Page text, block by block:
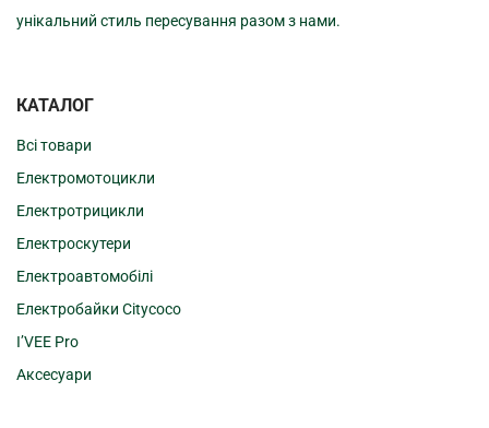
унікальний стиль пересування разом з нами.
КАТАЛОГ
Всі товари
Електромотоцикли
Електротрицикли
Електроскутери
Електроавтомобілі
Електробайки Citycoco
I’VEE Pro
Аксесуари